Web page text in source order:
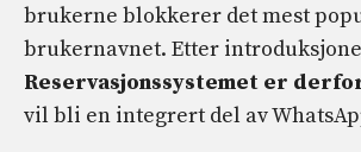
brukerne blokkerer det mest
brukernavnet. Etter
Reservasjonssystemet er
vil bli en integrert del av